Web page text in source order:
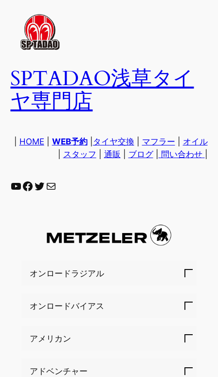
ッ
プSPTADAO浅草タイ
ヤ専門店
HOME WEB予約| タイヤ交換 マフラー
オイル
スタッフ 通販 ブログ| 問い合わせ
YouTube
Facebook
Twitter
Mail
オンロードラジアル
オンロードバイアス
アメリカン
アドベンチャー